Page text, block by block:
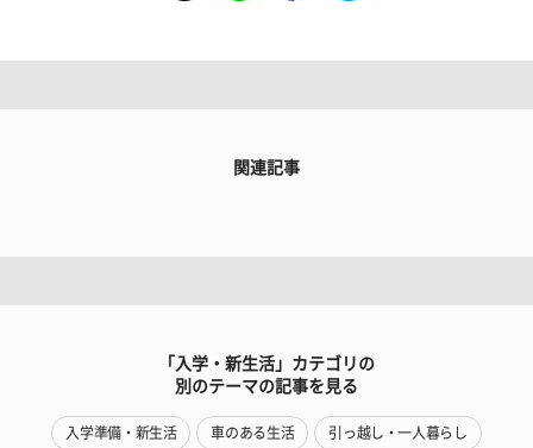
関連記事
「入学・新生活」カテゴリの
別のテーマの記事を見る
入学準備・新生活 車のある生活 引っ越し・一人暮らし